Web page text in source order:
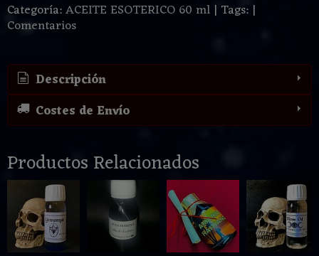
Categoría:ACEITE ESOTERICO 60 ml | Tags: |
Comentarios
Descripción
Costes de Envío
Productos Relacionados